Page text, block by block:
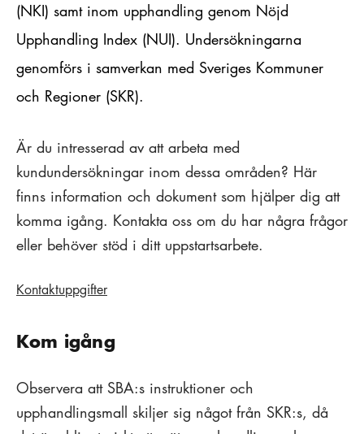
(NKI) samt inom upphandling genom Nöjd
Upphandling Index (NUI). Undersökningarna
genomförs i samverkan med Sveriges Kommuner
och Regioner (SKR).
Är du intresserad av att arbeta med
kundundersökningar inom dessa områden? Här
finns information och dokument som hjälper dig att
komma igång. Kontakta oss om du har några frågor
eller behöver stöd i ditt uppstartsarbete.
Kontaktuppgifter
Kom igång
Observera att SBA:s instruktioner och
upphandlingsmall skiljer sig något från SKR:s, då